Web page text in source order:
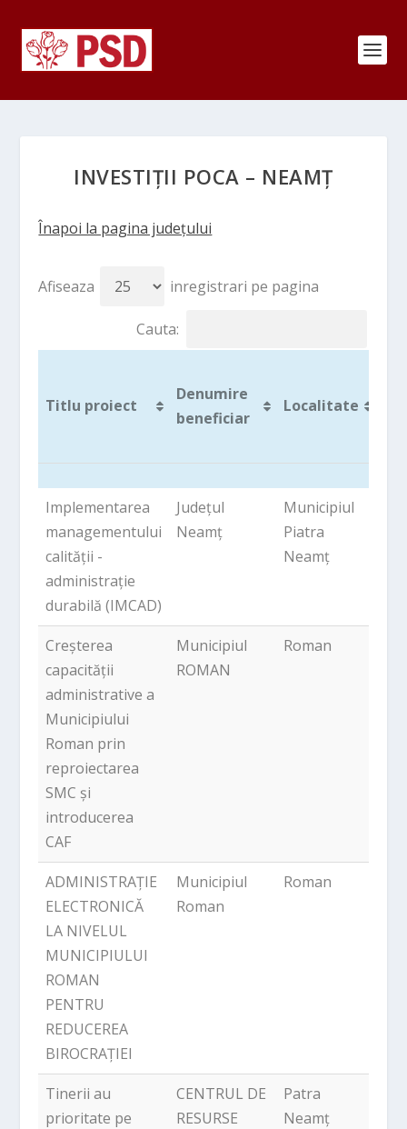
INVESTIȚII POCA – NEAMȚ
Înapoi la pagina județului
Afiseaza inregistrari pe pagina
Cauta:
Titlu proiect
Denumire
beneficiar
Localitate
Titlu proiect
Denumire
beneficiar
Localitate
Implementarea
managementului
calității -
administrație
durabilă (IMCAD)
Județul
Neamț
Municipiul
Piatra
Neamț
Creșterea
capacității
administrative a
Municipiului
Roman prin
reproiectarea
SMC și
introducerea
CAF
Municipiul
ROMAN
Roman
ADMINISTRAȚIE
ELECTRONICĂ
LA NIVELUL
MUNICIPIULUI
ROMAN
PENTRU
REDUCEREA
BIROCRAȚIEI
Municipiul
Roman
Roman
Tinerii au
prioritate pe
CENTRUL DE
RESURSE
Patra
Neamț